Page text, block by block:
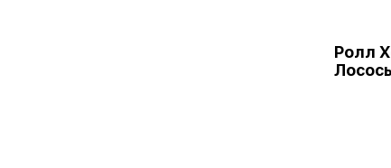
Ролл
Лосось